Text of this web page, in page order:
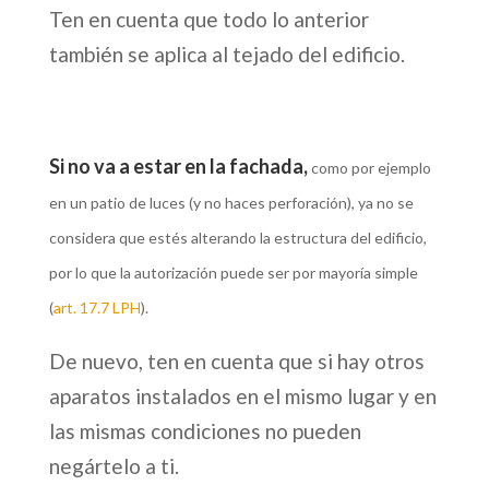
Ten en cuenta que todo lo anterior
también se aplica al tejado del edificio.
Si no va a estar en la fachada,como por ejemplo
en un patio de luces (y no haces perforación), ya no se
considera que estés alterando la estructura del edificio,
por lo que la autorización puede ser por mayoría simple
(art. 17.7 LPH).
De nuevo, ten en cuenta que si hay otros
aparatos instalados en el mismo lugar y en
las mismas condiciones no pueden
negártelo a ti.